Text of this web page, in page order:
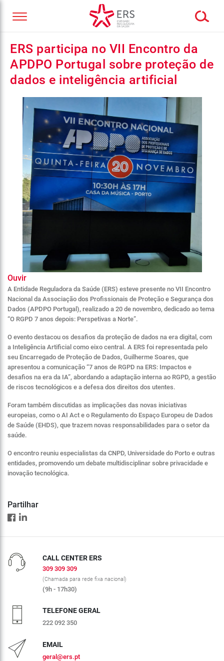
ERS participa no VII Encontro da
APDPO Portugal sobre proteção de
dados e inteligência artificial
Ouvir
A Entidade Reguladora da Saúde (ERS) esteve presente no VII Encontro
Nacional da Associação dos Profissionais de Proteção e Segurança dos
Dados (APDPO Portugal), realizado a 20 de novembro, dedicado ao tema
“O RGPD 7 anos depois: Perspetivas a Norte”.
O evento destacou os desafios da proteção de dados na era digital, com
a Inteligência Artificial como eixo central. A ERS foi representada pelo
seu Encarregado de Proteção de Dados, Guilherme Soares, que
apresentou a comunicação “7 anos de RGPD na ERS: Impactos e
desafios na era da IA”, abordando a adaptação interna ao RGPD, a gestão
de riscos tecnológicos e a defesa dos direitos dos utentes.
Foram também discutidas as implicações das novas iniciativas
europeias, como o AI Act e o Regulamento do Espaço Europeu de Dados
de Saúde (EHDS), que trazem novas responsabilidades para o setor da
saúde.
O encontro reuniu especialistas da CNPD, Universidade do Porto e outras
entidades, promovendo um debate multidisciplinar sobre privacidade e
inovação tecnológica.
Partilhar
CALL CENTER ERS
309 309 309
(Chamada para rede fixa nacional)
(9h - 17h30)
TELEFONE GERAL
222 092 350
EMAIL
geral@ers.pt